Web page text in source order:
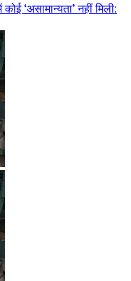
‘असामान्यता’ नहीं मिली: